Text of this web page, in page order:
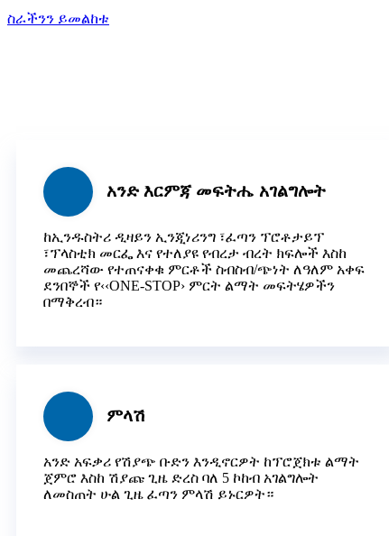
ስራችንን ይመልከቱ
አንድ እርምጃ መፍትሔ አገልግሎት
ከኢንዱስትሪ ዲዛይን ኢንጂነሪንግ ፣ፈጣን ፕሮቶታይፕ
፣ፕላስቲክ መርፌ እና የተለያዩ የብረታ ብረት ክፍሎች እስከ
መጨረሻው የተጠናቀቁ ምርቶች ስብስብ/ጭነት ለዓለም አቀፍ
ደንበኞች የ‹‹ONE-STOP› ምርት ልማት መፍትሄዎችን
በማቅረብ።
ምላሽ
አንድ አፍቃሪ የሽያጭ ቡድን እንዲኖርዎት ከፕሮጀክቱ ልማት
ጀምሮ እስከ ሽያጩ ጊዜ ድረስ ባለ 5 ኮከብ አገልግሎት
ለመስጠት ሁል ጊዜ ፈጣን ምላሽ ይኑርዎት።